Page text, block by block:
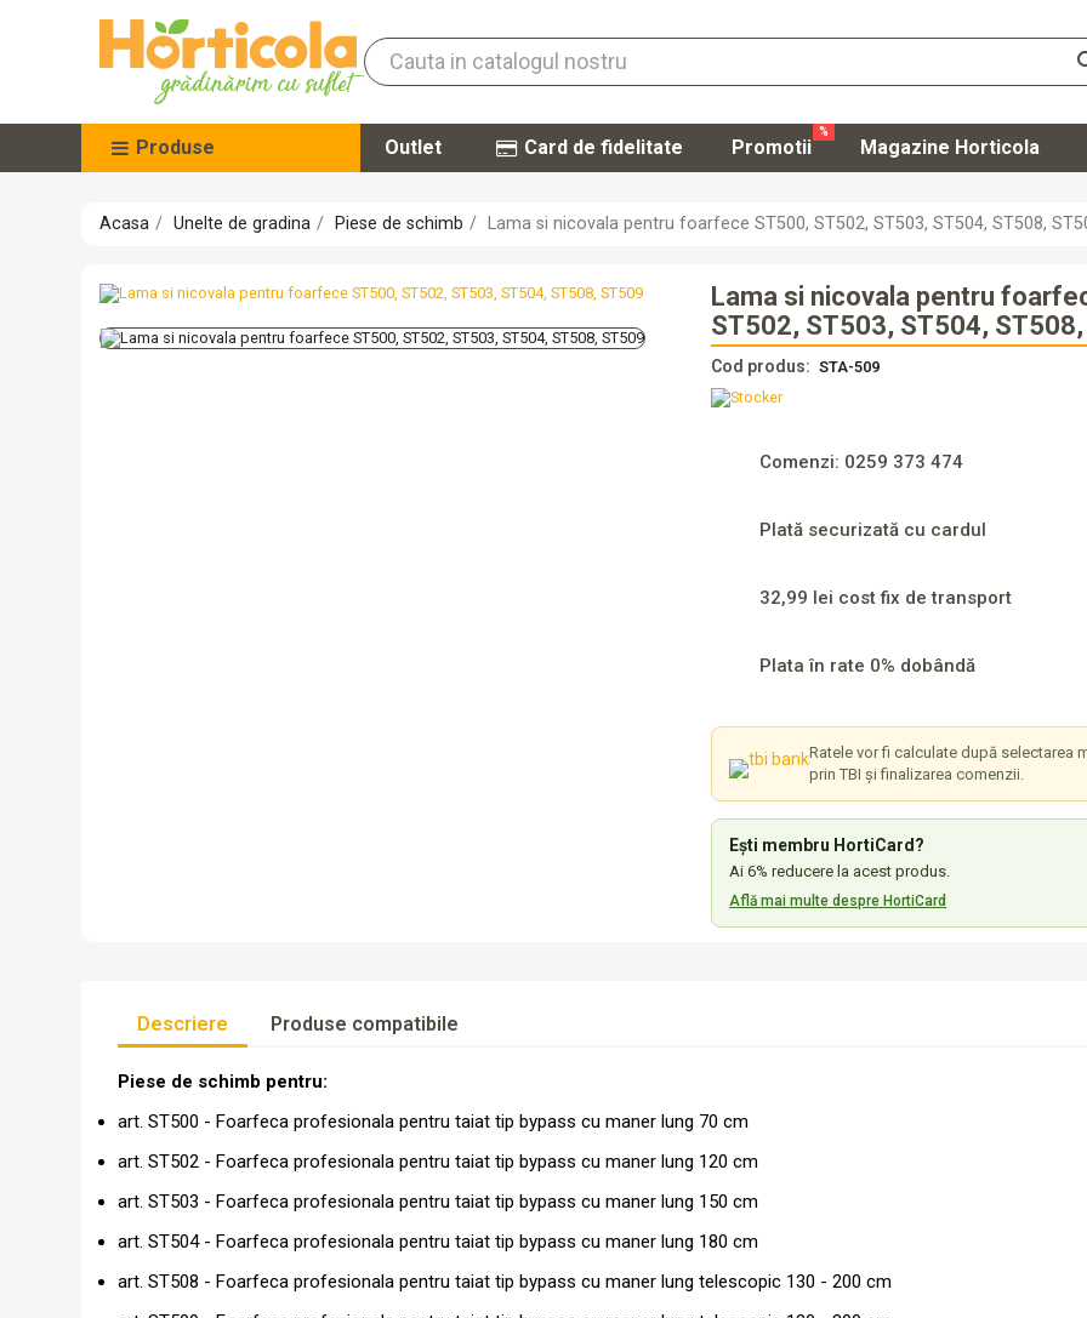
Produse Outlet Card de fidelitate Promotii
%
Magazine Horticola
Acasa Unelte de gradina Piese de schimb Lama si nicovala pentru foarfece ST500, ST502, ST503, ST504, ST508,
Lama si nicovala pentru
ST502, ST503, ST504,
Cod produs: STA-509
Comenzi: 0259 373 474
Plată securizată cu cardul
32,99 lei cost fix de transport
Plata în rate 0% dobândă
Ratele vor fi calculate după selectarea
prin TBI și finalizarea comenzii.
Ești membru HortiCard?
Ai 6% reducere la acest produs.
Află mai multe despre HortiCard
Descriere Produse compatibile
Piese de schimb pentru:
art. ST500 - Foarfeca profesionala pentru taiat tip bypass cu maner lung 70 cm
art. ST502 - Foarfeca profesionala pentru taiat tip bypass cu maner lung 120 cm
art. ST503 - Foarfeca profesionala pentru taiat tip bypass cu maner lung 150 cm
art. ST504 - Foarfeca profesionala pentru taiat tip bypass cu maner lung 180 cm
art. ST508 - Foarfeca profesionala pentru taiat tip bypass cu maner lung telescopic 130 - 200 cm